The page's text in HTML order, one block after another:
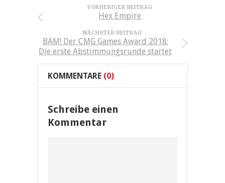
VORHERIGER BEITRAG
Hex Empire
NÄCHSTER BEITRAG
BÄM! Der CMG Games Award 2018:
Die erste Abstimmungsrunde startet
KOMMENTARE (0)
Schreibe einen
Kommentar